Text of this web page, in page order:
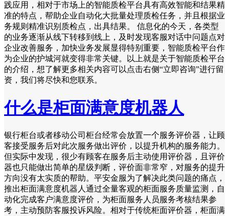
践应用，相对于市场上的智能质检平台具有高效智能和结果精
准的特点，帮助企业自动化大批量处理质检任务，并且根据业
务规则精准识别质检点，出具结果。 信息化的今天，各类型
的业务逐渐从线下转移到线上，及时发现客服对话中问题点对
企业改善服务，加快业务发展显得特别重要，智能质检平台作
为企业的护城河就变得非常关键。以上就是关于智能质检平台
的介绍，想了解更多相关内容可以点击右侧“立即咨询”进行留
资，我们将尽快和您联系。
什么是柜面满意度机器人
银行柜台或者移动公司柜台经常会放置一个服务评价器，让顾
客接受服务后对此次服务做出评价，以提升机构的服务能力。
但实际中发现，很少有顾客在服务后主动使用评价器，且评价
器也只能做出简单的星级判断，评价面非常窄，对服务的提升
方向没有太实质的帮助。平安金服为了解决此类问题的痛点，
推出柜面满意度机器人通过全量客观的柜面服务质量监测，自
动化完成客户满意度评价，为柜面服务人员服务考核结果参
考，主动预防客服投诉风险。相对于传统柜面评价器，柜面满